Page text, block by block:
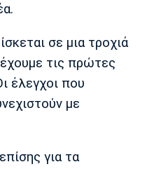
Μαρσέιγ
σε μια τροχιά
τις πρώτες
έλεγχοι που
με
για τα